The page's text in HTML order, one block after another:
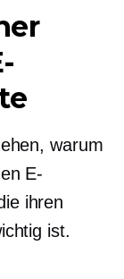
warum
E-
ihren
ist.